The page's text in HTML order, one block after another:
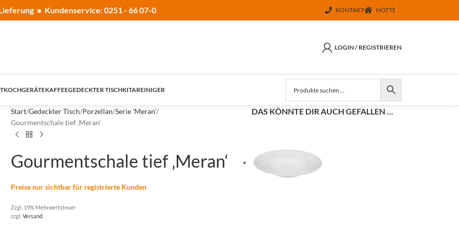
• Kundenservice: 0251 - 66 07-0 KONTAKT HÖTTE
LOGIN / REGISTRIEREN
KOCHGERÄTEKAFFEEGEDECKTER TISCHKITAREINIGER
Start Gedeckter Tisch Porzellan Serie 'Meran'
Gourmentschale tief ‚Meran‘
Gourmentschale tief ‚Meran‘
Preise nur sichtbar für registrierte Kunden
Zzgl. 19% Mehrwertsteuer
zzgl.Versand
DAS KÖNNTE DIR AUCH GEFALLEN …